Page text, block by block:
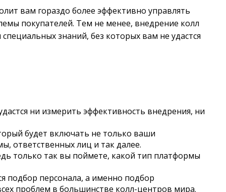
вам гораздо более эффективно управлять
покупателей. Тем не менее, внедрение колл
знаний, без которых вам не удастся
ни измерить эффективность внедрения, ни
будет включать не только ваши
ответственных лиц и так далее.
только так вы поймете, какой тип платформы
подбор персонала, а именно подбор
проблем в большинстве колл-центров мира.